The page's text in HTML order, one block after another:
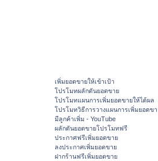
เพิ่มยอดขายให้เข้าเป้า
โปรโมทผลักดันยอดขาย
โปรโมทแผนการเพิ่มยอดขายให้ได้ผล
โปรโมทวิธีการวางแผนการเพิ่มยอดข
มีลูกค้าเพิ่ม - YouTube
ผลักดันยอดขายโปรโมทฟรี
ประกาศฟรีเพิ่มยอดขาย
ลงประกาศเพิ่มยอดขาย
ฝากร้านฟรีเพิ่มยอดขาย